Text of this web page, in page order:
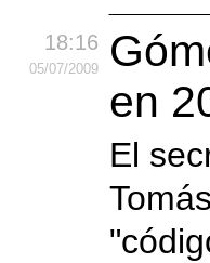
18:16
05/07/2009
en
El